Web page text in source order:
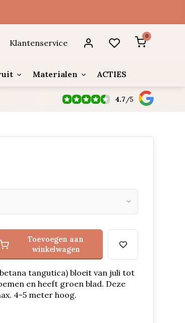
Klantenservice
0
Materialen ACTIES
4.7 /5
Toevoegen aan
winkelwagen
tangutica) bloeit van juli tot
en heeft groen blad. Deze
4-5 meter hoog.